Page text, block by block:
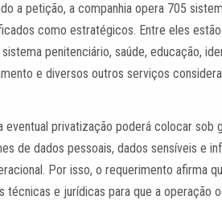
a petição, a companhia opera 705
como estratégicos. Entre eles
penitenciário, saúde, educação,
e diversos outros serviços
eventual privatização poderá colocar sob
de dados pessoais, dados sensíveis e
Por isso, o requerimento afirma
e jurídicas para que a operação